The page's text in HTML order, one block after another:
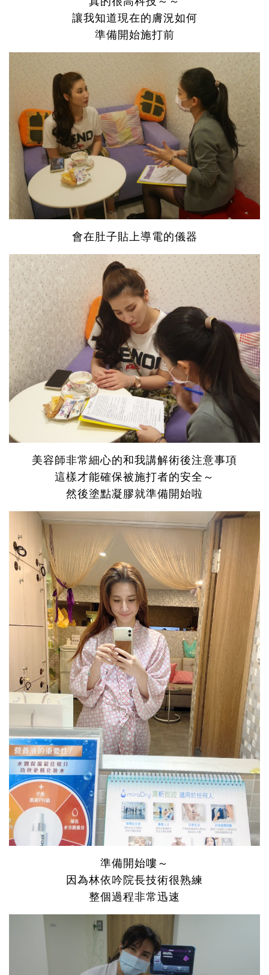
讓我知道現在的膚況如何
準備開始施打前
會在肚子貼上導電的儀器
美容師非常細心的和我講解術後注意事項
這樣才能確保被施打者的安全～
然後塗點凝膠就準備開始啦
準備開始嘍～
因為林依吟院長技術很熟練
整個過程非常迅速